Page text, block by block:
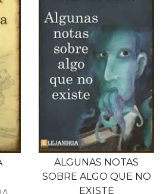
ALGUNAS NOTAS
SOBRE ALGO QUE NO
EXISTE